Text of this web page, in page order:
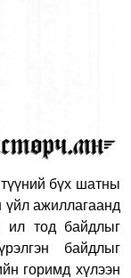
бүх шатны
үйл ажиллагаанд
ил тод байдлыг
байдлыг
горимд хүлээн